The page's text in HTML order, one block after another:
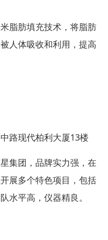
脂肪填充技术，将脂肪
人体吸收和利用，提高
路现代柏利大厦13楼
集团，品牌实力强，在
展多个特色项目，包括
水平高，仪器精良。